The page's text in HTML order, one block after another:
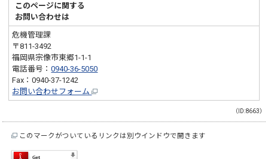
このページに関する
お問い合わせは
危機管理課
〒811-3492
福岡県宗像市東郷1-1-1
電話番号：0940-36-5050
Fax：0940-37-1242
お問い合わせフォーム
（ID:8663）
このマークがついているリンクは別ウインドウで開きます